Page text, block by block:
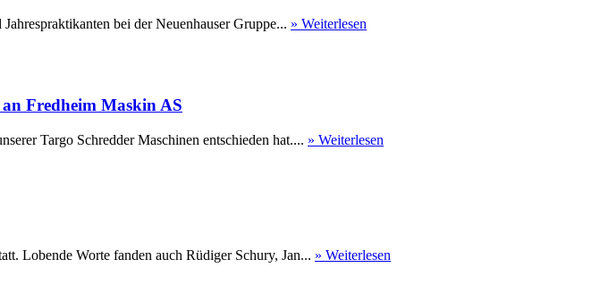
bei der Neuenhauser Gruppe... » Weiterlesen
Fredheim Maskin AS
Targo Schredder Maschinen entschieden hat.... » Weiterlesen
Lobende Worte fanden auch Rüdiger Schury, Jan... » Weiterlesen